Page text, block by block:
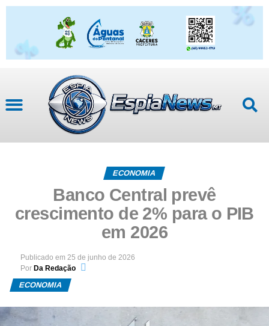
ECONOMIA
Banco Central prevê
crescimento de 2% para o PIB
em 2026
Publicado em 25 de junho de 2026
Por Da Redação
ECONOMIA